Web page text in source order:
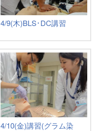
4/9(木)BLS･DC講習
4/10(金)講習(グラム染